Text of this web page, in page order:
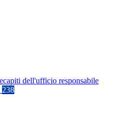
dell'ufficio responsabile
238